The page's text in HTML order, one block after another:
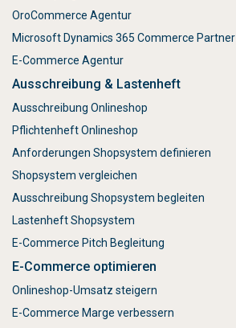
OroCommerce Agentur
Microsoft Dynamics 365 Commerce Partner
E-Commerce Agentur
Ausschreibung & Lastenheft
Ausschreibung Onlineshop
Pflichtenheft Onlineshop
Anforderungen Shopsystem definieren
Shopsystem vergleichen
Ausschreibung Shopsystem begleiten
Lastenheft Shopsystem
E-Commerce Pitch Begleitung
E-Commerce optimieren
Onlineshop-Umsatz steigern
E-Commerce Marge verbessern